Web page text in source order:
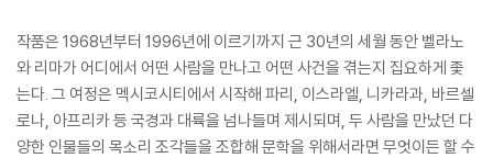
작품은 1968년부터 1996년에 이르기까지 근 30년의 세월 동안 벨라노
와 리마가 어디에서 어떤 사람을 만나고 어떤 사건을 겪는지 집요하게 좇
는다. 그 여정은 멕시코시티에서 시작해 파리, 이스라엘, 니카라과, 바르셀
로나, 아프리카 등 국경과 대륙을 넘나들며 제시되며, 두 사람을 만났던 다
양한 인물들의 목소리 조각들을 조합해 문학을 위해서라면 무엇이든 할 수